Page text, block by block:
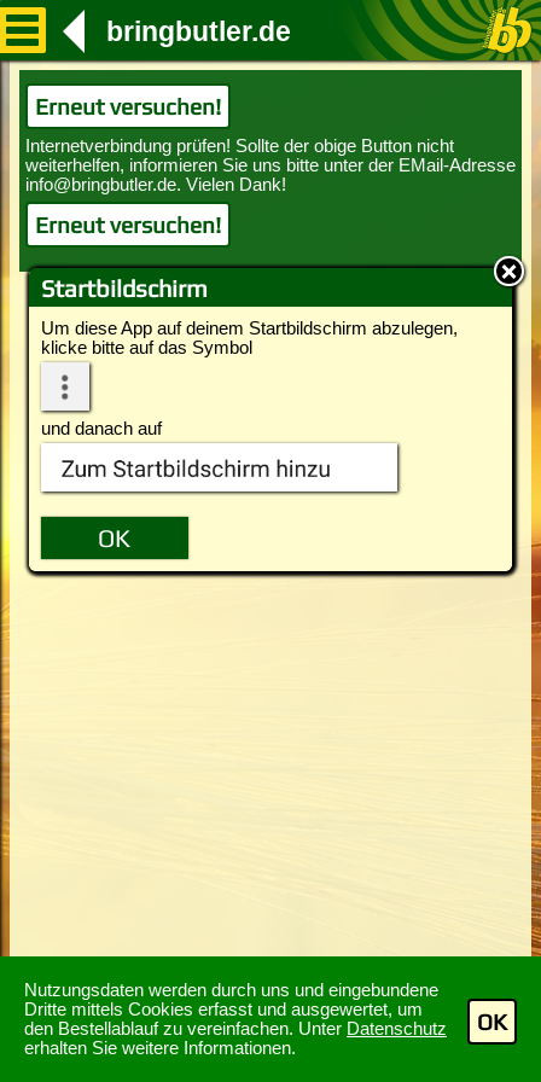
Nutzungsdaten werden durch uns und eingebundene
Dritte mittels Cookies erfasst und ausgewertet, um
den Bestellablauf zu vereinfachen. Unter Datenschutz
erhalten Sie weitere Informationen.
OK
Startbildschirm
Um diese App auf deinem Startbildschirm abzulegen,
klicke bitte auf das Symbol
und danach auf
bringbutler.de
Erneut versuchen!
Erneut versuchen!